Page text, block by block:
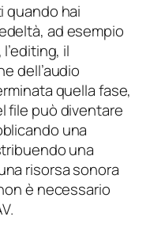
quando hai
ad esempio
il
dell’audio
quella fase,
file può diventare
una
una
risorsa sonora
è necessario